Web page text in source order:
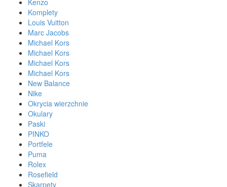
Kenzo
Komplety
Louis Vuitton
Marc Jacobs
Michael Kors
Michael Kors
Michael Kors
Michael Kors
New Balance
Nike
Okrycia wierzchnie
Okulary
Paski
PINKO
Portfele
Puma
Rolex
Rosefield
Skarpety